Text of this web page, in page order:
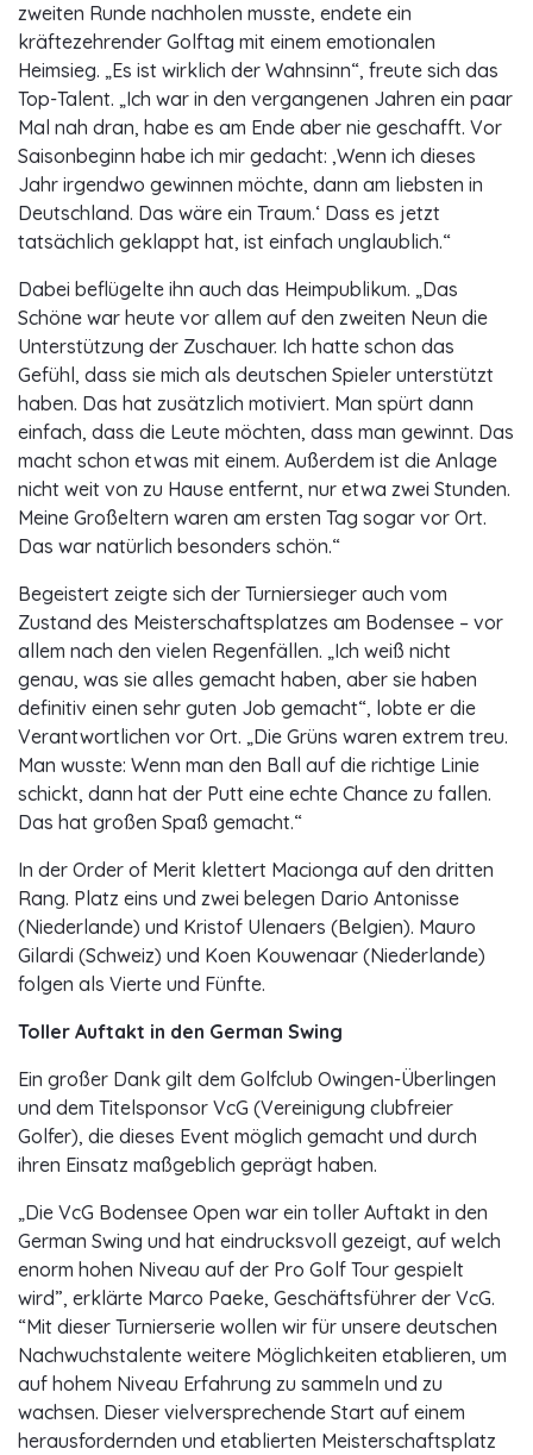
zweiten Runde nachholen musste, endete ein
kräftezehrender Golftag mit einem emotionalen
Heimsieg. „Es ist wirklich der Wahnsinn“, freute sich das
Top-Talent. „Ich war in den vergangenen Jahren ein paar
Mal nah dran, habe es am Ende aber nie geschafft. Vor
Saisonbeginn habe ich mir gedacht: ,Wenn ich dieses
Jahr irgendwo gewinnen möchte, dann am liebsten in
Deutschland. Das wäre ein Traum.‘ Dass es jetzt
tatsächlich geklappt hat, ist einfach unglaublich.“
Dabei beflügelte ihn auch das Heimpublikum. „Das
Schöne war heute vor allem auf den zweiten Neun die
Unterstützung der Zuschauer. Ich hatte schon das
Gefühl, dass sie mich als deutschen Spieler unterstützt
haben. Das hat zusätzlich motiviert. Man spürt dann
einfach, dass die Leute möchten, dass man gewinnt. Das
macht schon etwas mit einem. Außerdem ist die Anlage
nicht weit von zu Hause entfernt, nur etwa zwei Stunden.
Meine Großeltern waren am ersten Tag sogar vor Ort.
Das war natürlich besonders schön.“
Begeistert zeigte sich der Turniersieger auch vom
Zustand des Meisterschaftsplatzes am Bodensee – vor
allem nach den vielen Regenfällen. „Ich weiß nicht
genau, was sie alles gemacht haben, aber sie haben
definitiv einen sehr guten Job gemacht“, lobte er die
Verantwortlichen vor Ort. „Die Grüns waren extrem treu.
Man wusste: Wenn man den Ball auf die richtige Linie
schickt, dann hat der Putt eine echte Chance zu fallen.
Das hat großen Spaß gemacht.“
In der Order of Merit klettert Macionga auf den dritten
Rang. Platz eins und zwei belegen Dario Antonisse
(Niederlande) und Kristof Ulenaers (Belgien). Mauro
Gilardi (Schweiz) und Koen Kouwenaar (Niederlande)
folgen als Vierte und Fünfte.
Toller Auftakt in den German Swing
Ein großer Dank gilt dem Golfclub Owingen-Überlingen
und dem Titelsponsor VcG (Vereinigung clubfreier
Golfer), die dieses Event möglich gemacht und durch
ihren Einsatz maßgeblich geprägt haben.
„Die VcG Bodensee Open war ein toller Auftakt in den
German Swing und hat eindrucksvoll gezeigt, auf welch
enorm hohen Niveau auf der Pro Golf Tour gespielt
wird”, erklärte Marco Paeke, Geschäftsführer der VcG.
“Mit dieser Turnierserie wollen wir für unsere deutschen
Nachwuchstalente weitere Möglichkeiten etablieren, um
auf hohem Niveau Erfahrung zu sammeln und zu
wachsen. Dieser vielversprechende Start auf einem
herausfordernden und etablierten Meisterschaftsplatz